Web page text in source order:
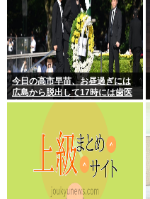
今日の高市早苗、お昼過ぎには
広島から脱出して17時には歯医
者に寄ってそのまま帰宅